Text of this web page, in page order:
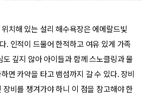
치해 있는 설리 해수욕장은 에메랄드빛
. 인적이 드물어 한적하고 여유 있게 가족
깊지 않아 아이들과 함께 스노클링과 물
면 카약을 타고 뱀섬까지 갈 수 있다. 장비
장비를 챙겨가야 하니 이 점을 참고해야 한